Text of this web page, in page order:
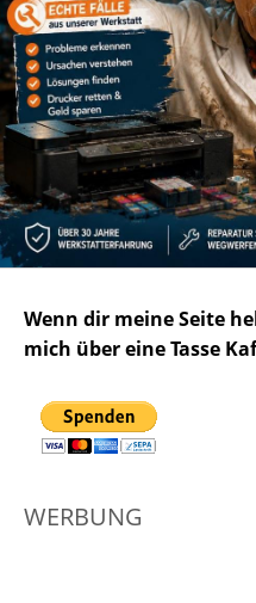
Wenn dir meine Seite
mich über eine Tasse
WERBUNG